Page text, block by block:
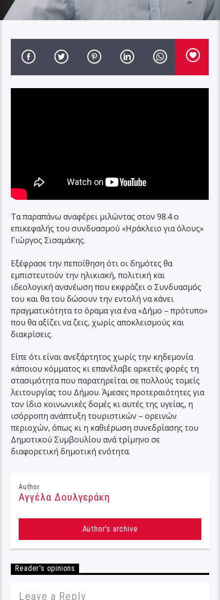
Τα παραπάνω αναφέρει μιλώντας στον 98.4 ο
επικεφαλής του συνδυασμού «Ηράκλειο για όλους»
Γιώργος Σισαμάκης.
Εξέφρασε την πεποίθηση ότι οι δημότες θα
εμπιστευτούν την ηλικιακή, πολιτική και
ιδεολογική ανανέωση που εκφράζει ο Συνδυασμός
του και θα του δώσουν την εντολή να κάνει
πραγματικότητα το όραμα για ένα «Δήμο – πρότυπο»
που θα αξίζει να ζεις, χωρίς αποκλεισμούς και
διακρίσεις.
Είπε ότι είναι ανεξάρτητος χωρίς την κηδεμονία
κάποιου κόμματος κι επανέλαβε αρκετές φορές τη
στασιμότητα που παρατηρείται σε πολλούς τομείς
λειτουργίας του Δήμου. Άμεσες προτεραιότητες για
τον ίδιο κοινωνικές δομές κι αυτές της υγείας, η
ισόρροπη ανάπτυξη τουριστικών – ορεινών
περιοχών, όπως κι η καθιέρωση συνεδρίασης του
Δημοτικού Συμβουλίου ανά τρίμηνο σε
διαφορετική δημοτική ενότητα.
Author
Αγγέλα Δουλγεράκη
Author's archive
Reader's opinions
Leave a Reply